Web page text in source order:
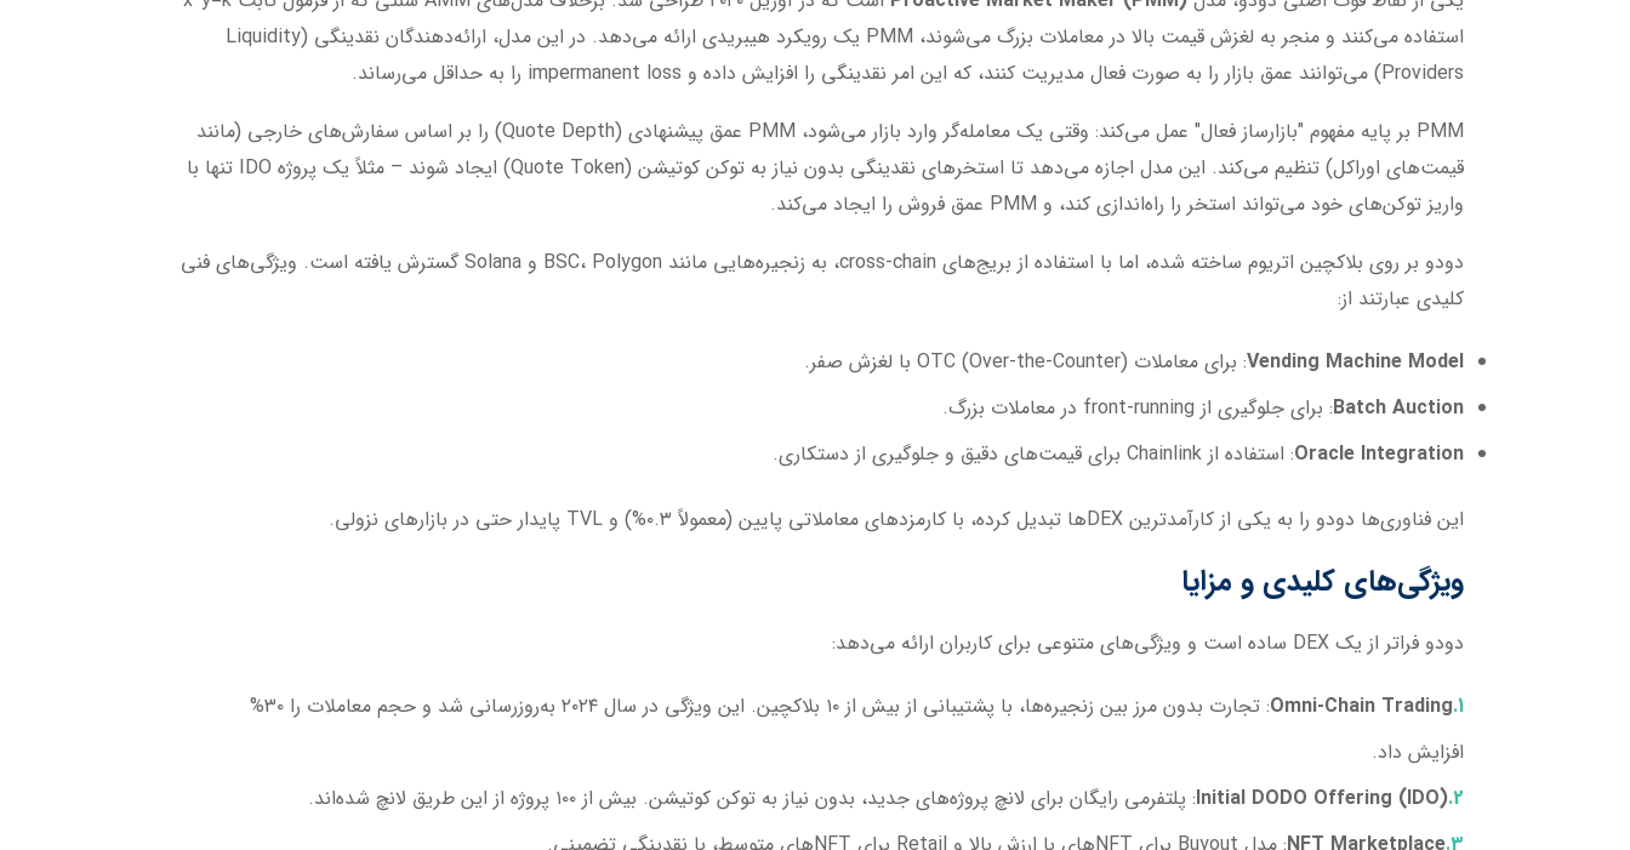
استفاده می‌کنند و منجر به لغزش قیمت بالا در معاملات بزرگ می‌شوند، PMM یک رویکرد هیبریدی ارائه می‌دهد. در این مدل، ارائه‌دهندگان نقدینگی (Liquidity
Providers) می‌توانند عمق بازار را به صورت فعال مدیریت کنند، که این امر نقدینگی را افزایش داده و impermanent loss را به حداقل می‌رساند.
PMM بر پایه مفهوم "بازارساز فعال" عمل می‌کند: وقتی یک معامله‌گر وارد بازار می‌شود، PMM عمق پیشنهادی (Quote Depth) را بر اساس سفارش‌های خارجی (مانند
قیمت‌های اوراکل) تنظیم می‌کند. این مدل اجازه می‌دهد تا استخرهای نقدینگی بدون نیاز به توکن کوتیشن (Quote Token) ایجاد شوند – مثلاً یک پروژه IDO تنها با
واریز توکن‌های خود می‌تواند استخر را راه‌اندازی کند، و PMM عمق فروش را ایجاد می‌کند.
دودو بر روی بلاکچین اتریوم ساخته شده، اما با استفاده از بریج‌های cross-chain، به زنجیره‌هایی مانند BSC، Polygon و Solana گسترش یافته است. ویژگی‌های فنی
کلیدی عبارتند از:
Vending Machine Model: برای معاملات OTC (Over-the-Counter) با لغزش صفر.
Batch Auction: برای جلوگیری از front-running در معاملات بزرگ.
Oracle Integration: استفاده از Chainlink برای قیمت‌های دقیق و جلوگیری از دستکاری.
این فناوری‌ها دودو را به یکی از کارآمدترین DEXها تبدیل کرده، با کارمزدهای معاملاتی پایین (معمولاً ۰.۳%) و TVL پایدار حتی در بازارهای نزولی.
ویژگی‌های کلیدی و مزایا
دودو فراتر از یک DEX ساده است و ویژگی‌های متنوعی برای کاربران ارائه می‌دهد:
Omni-Chain Trading
: تجارت بدون مرز بین زنجیره‌ها، با پشتیبانی از بیش از ۱۰ بلاکچین. این ویژگی در سال ۲۰۲۴ به‌روزرسانی شد و حجم معاملات را ۳۰%
افزایش داد.
Initial DODO Offering (IDO): پلتفرمی رایگان برای لانچ پروژه‌های جدید، بدون نیاز به توکن کوتیشن. بیش از ۱۰۰ پروژه از این طریق لانچ شده‌اند.